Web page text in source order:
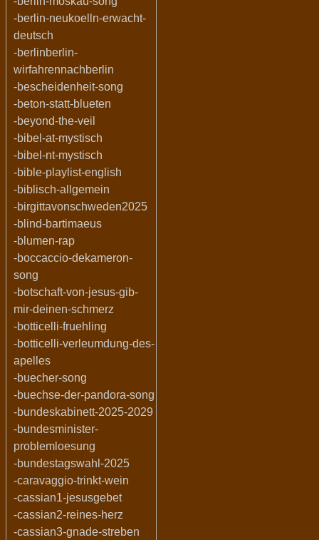
-berlin-neukoelln-erwacht-
deutsch
-berlinberlin-
wirfahrennachberlin
-bescheidenheit-song
-beton-statt-blueten
-beyond-the-veil
-bibel-at-mystisch
-bibel-nt-mystisch
-bible-playlist-english
-biblisch-allgemein
-birgittavonschweden2025
-blind-bartimaeus
-blumen-rap
-boccaccio-dekameron-
song
-botschaft-von-jesus-gib-
mir-deinen-schmerz
-botticelli-fruehling
-botticelli-verleumdung-des-
apelles
-buecher-song
-buechse-der-pandora-song
-bundeskabinett-2025-2029
-bundesminister-
problemloesung
-bundestagswahl-2025
-caravaggio-trinkt-wein
-cassian1-jesusgebet
-cassian2-reines-herz
-cassian3-gnade-streben